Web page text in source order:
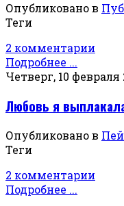
Опубликовано в
Теги
2 комментарии
Подробнее ...
Четверг, 10 февраля
Любовь я
Опубликовано в
Теги
2 комментарии
Подробнее ...